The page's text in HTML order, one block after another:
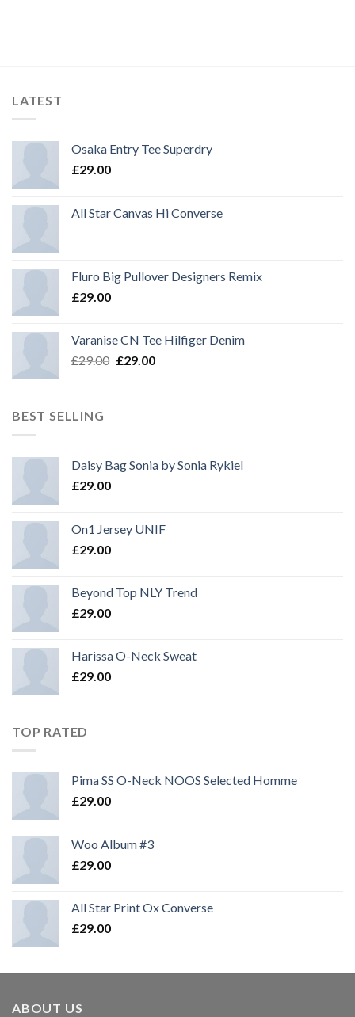
LATEST
Osaka Entry Tee Superdry
£29.00
All Star Canvas Hi Converse
Fluro Big Pullover Designers Remix
£29.00
Varanise CN Tee Hilfiger Denim
£29.00 £29.00
BEST SELLING
Daisy Bag Sonia by Sonia Rykiel
£29.00
On1 Jersey UNIF
£29.00
Beyond Top NLY Trend
£29.00
Harissa O-Neck Sweat
£29.00
TOP RATED
Pima SS O-Neck NOOS Selected Homme
£29.00
Woo Album #3
£29.00
All Star Print Ox Converse
£29.00
ABOUT US